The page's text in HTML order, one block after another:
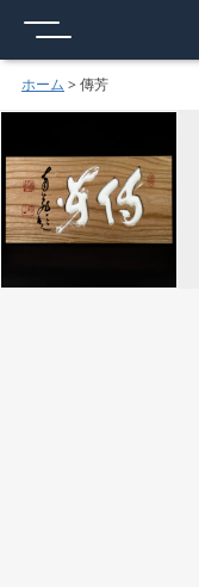
ホーム > 傳芳